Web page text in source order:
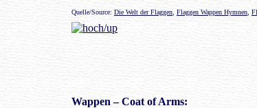
Quelle/Source: Die Welt der Flaggen Flaggen Wappen Hymnen
Wappen – Coat of Arms: